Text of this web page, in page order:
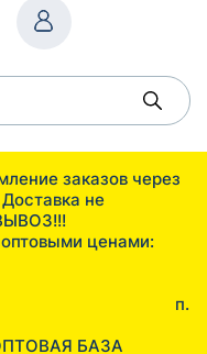
заказов через
не
ценами:
13
БАЗА